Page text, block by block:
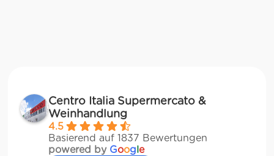
Centro Italia Supermercato &
Weinhandlung
4.5
Basierend auf 1837 Bewertungen
powered by Google